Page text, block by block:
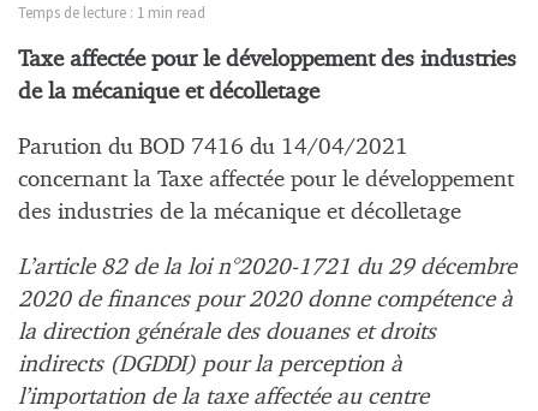
Temps de lecture : 1 min read
Taxe affectée pour le développement des industries
de la mécanique et décolletage
Parution du BOD 7416 du 14/04/2021
concernant la Taxe affectée pour le développement
des industries de la mécanique et décolletage
L’article 82 de la loi n°2020-1721 du 29 décembre
2020 de finances pour 2020 donne compétence à
la direction générale des douanes et droits
indirects (DGDDI) pour la perception à
l’importation de la taxe affectée au centre